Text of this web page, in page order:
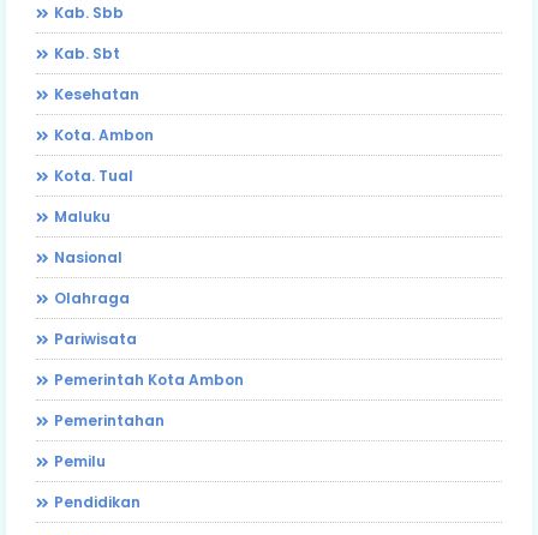
Kab. Sbb
Kab. Sbt
Kesehatan
Kota. Ambon
Kota. Tual
Maluku
Nasional
Olahraga
Pariwisata
Pemerintah Kota Ambon
Pemerintahan
Pemilu
Pendidikan